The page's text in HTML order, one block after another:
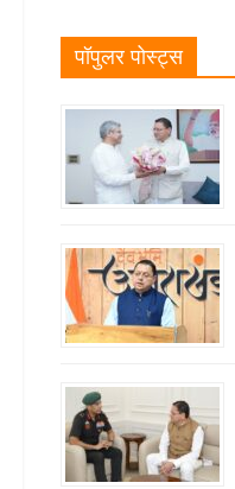
पॉपुलर पोस्ट्स